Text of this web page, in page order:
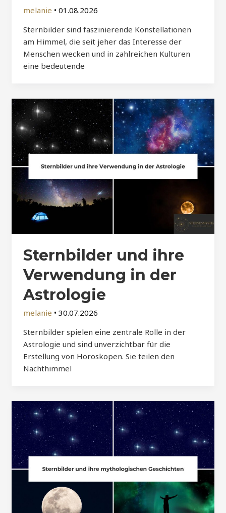
melanie • 01.08.2026
Sternbilder sind faszinierende Konstellationen
am Himmel, die seit jeher das Interesse der
Menschen wecken und in zahlreichen Kulturen
eine bedeutende
Sternbilder und ihre
Verwendung in der
Astrologie
melanie • 30.07.2026
Sternbilder spielen eine zentrale Rolle in der
Astrologie und sind unverzichtbar für die
Erstellung von Horoskopen. Sie teilen den
Nachthimmel